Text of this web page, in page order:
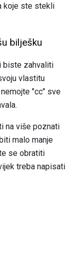
koje ste stekli
bilješku
biste zahvaliti
vlastitu
"cc" sve
na više poznati
malo manje
se obratiti
treba napisati